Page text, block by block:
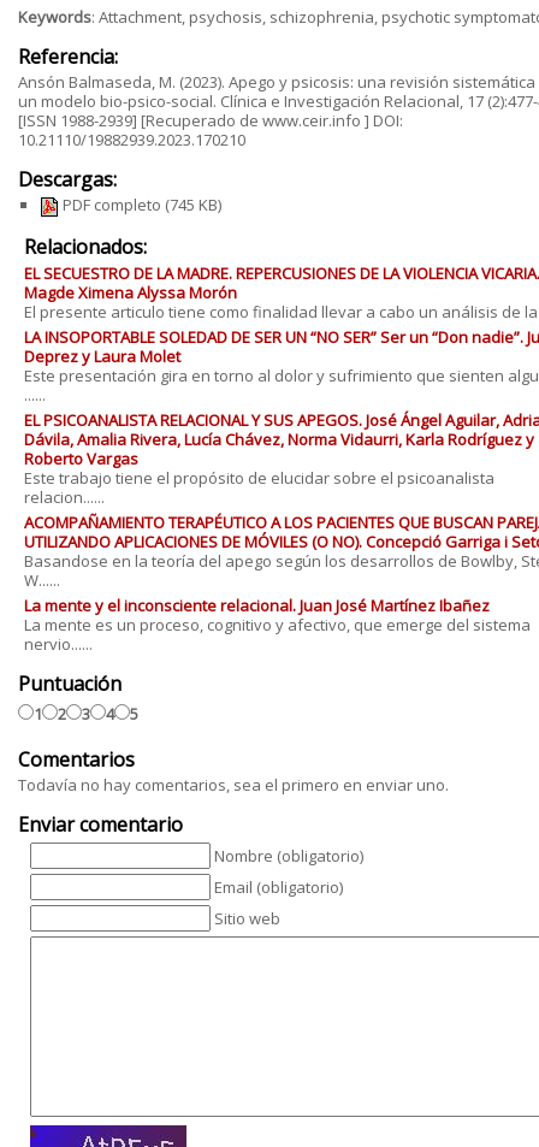
Keywords: Attachment, psychosis, schizophrenia, psychotic
Referencia:
Ansón Balmaseda, M. (2023). Apego y psicosis: una revisión
un modelo bio-psico-social. Clínica e Investigación Relacional, 17
[ISSN 1988-2939] [Recuperado de www.ceir.info ] DOI:
10.21110/19882939.2023.170210
Descargas:
PDF completo (745 KB)
Relacionados:
EL SECUESTRO DE LA MADRE. REPERCUSIONES DE LA VIOLENCIA VICARIA.
Magde Ximena Alyssa Morón
El presente articulo tiene como finalidad llevar a cabo un análisis de la
LA INSOPORTABLE SOLEDAD DE SER UN “NO SER” Ser un “Don nadie”.
Deprez y Laura Molet
Este presentación gira en torno al dolor y sufrimiento que sienten
......
EL PSICOANALISTA RELACIONAL Y SUS APEGOS. José Ángel Aguilar,
Dávila, Amalia Rivera, Lucía Chávez, Norma Vidaurri, Karla Rodríguez y
Roberto Vargas
Este trabajo tiene el propósito de elucidar sobre el psicoanalista
relacion......
ACOMPAÑAMIENTO TERAPÉUTICO A LOS PACIENTES QUE BUSCAN
UTILIZANDO APLICACIONES DE MÓVILES (O NO). Concepció Garriga i
Basandose en la teoría del apego según los desarrollos de Bowlby,
W......
La mente y el inconsciente relacional. Juan José Martínez Ibañez
La mente es un proceso, cognitivo y afectivo, que emerge del sistema
nervio......
Puntuación
1 2 3 4 5
Comentarios
Todavía no hay comentarios, sea el primero en enviar uno.
Enviar comentario
Nombre (obligatorio)
Email (obligatorio)
Sitio web